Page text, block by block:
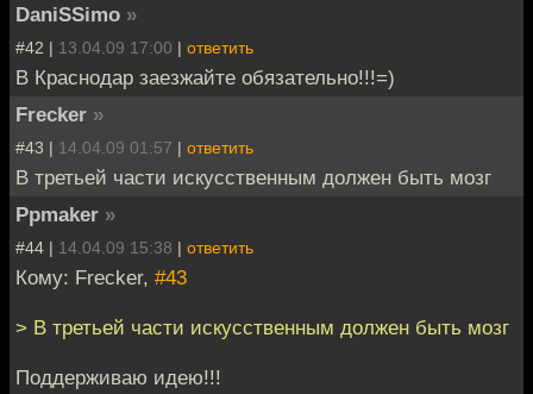
DaniSSimo »
#42 | 13.04.09 17:00 | ответить
В Краснодар заезжайте обязательно!!!=)
Frecker »
#43 | 14.04.09 01:57 | ответить
В третьей части искусственным должен быть мозг
Ppmaker »
#44 | 14.04.09 15:38 | ответить
Кому: Frecker, #43
> В третьей части искусственным должен быть мозг
Поддерживаю идею!!!